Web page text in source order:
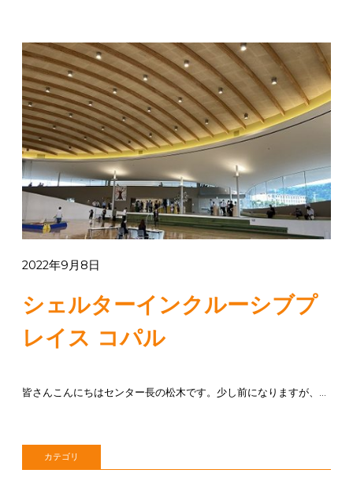
2022年9月8日
シェルターインクルーシブプ
レイス コパル
皆さんこんにちはセンター長の松木です。少し前になりますが、シェルターインクルーシブプレイス コパルに見学に行ってきました。...
カテゴリ